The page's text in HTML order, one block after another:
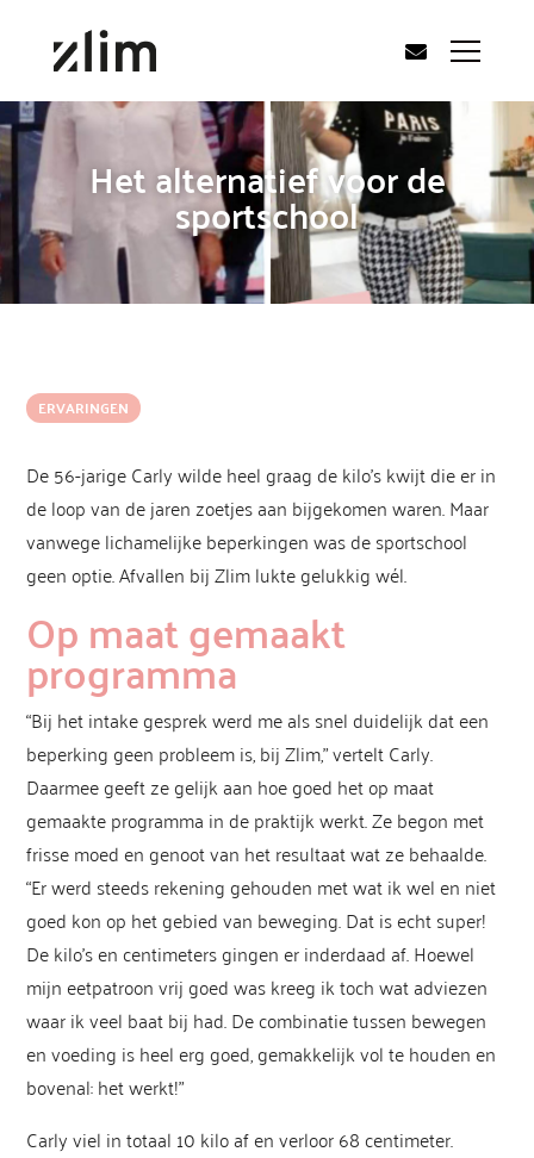
Het alternatief voor de
sportschool
ERVARINGEN
De 56-jarige Carly wilde heel graag de kilo’s kwijt die er in
de loop van de jaren zoetjes aan bijgekomen waren. Maar
vanwege lichamelijke beperkingen was de sportschool
geen optie. Afvallen bij Zlim lukte gelukkig wél.
Op maat gemaakt
programma
“Bij het intake gesprek werd me als snel duidelijk dat een
beperking geen probleem is, bij Zlim,” vertelt Carly.
Daarmee geeft ze gelijk aan hoe goed het op maat
gemaakte programma in de praktijk werkt. Ze begon met
frisse moed en genoot van het resultaat wat ze behaalde.
“Er werd steeds rekening gehouden met wat ik wel en niet
goed kon op het gebied van beweging. Dat is echt super!
De kilo’s en centimeters gingen er inderdaad af. Hoewel
mijn eetpatroon vrij goed was kreeg ik toch wat adviezen
waar ik veel baat bij had. De combinatie tussen bewegen
en voeding is heel erg goed, gemakkelijk vol te houden en
bovenal: het werkt!”
Carly viel in totaal 10 kilo af en verloor 68 centimeter.